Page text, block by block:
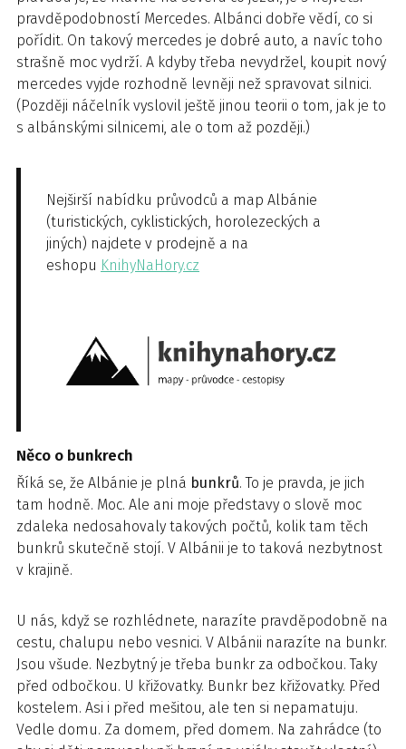
pravděpodobností Mercedes. Albánci dobře vědí, co si
pořídit. On takový mercedes je dobré auto, a navíc toho
strašně moc vydrží. A kdyby třeba nevydržel, koupit nový
mercedes vyjde rozhodně levněji než spravovat silnici.
(Později náčelník vyslovil ještě jinou teorii o tom, jak je to
s albánskými silnicemi, ale o tom až později.)
Nejširší nabídku průvodců a map Albánie
(turistických, cyklistických, horolezeckých a
jiných) najdete v prodejně a na
eshopu KnihyNaHory.cz
Něco o bunkrech
Říká se, že Albánie je plná bunkrů. To je pravda, je jich
tam hodně. Moc. Ale ani moje představy o slově moc
zdaleka nedosahovaly takových počtů, kolik tam těch
bunkrů skutečně stojí. V Albánii je to taková nezbytnost
v krajině.
U nás, když se rozhlédnete, narazíte pravděpodobně na
cestu, chalupu nebo vesnici. V Albánii narazíte na bunkr.
Jsou všude. Nezbytný je třeba bunkr za odbočkou. Taky
před odbočkou. U křižovatky. Bunkr bez křižovatky. Před
kostelem. Asi i před mešitou, ale ten si nepamatuju.
Vedle domu. Za domem, před domem. Na zahrádce (to